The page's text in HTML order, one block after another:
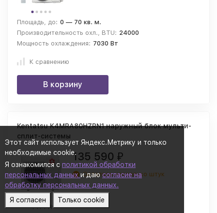
Этот сайт использует Яндекс.Метрику и только
необходимые cookie.
Я ознакомился с политикой обработки
персональных данныхи даюсогласие на
обработку персональных данных.
Я согласен
Только cookie
Площадь, до: 0 — 70 кв. м.
Производительность охл., BTU: 24000
Мощность охлаждения: 7030 Вт
К сравнению
В корзину
Kentatsu K4MRA80HZRN1 наружный блок мульти-
сплит-системы
135 590 ₽
Осталось несколько штук
Площадь, до: 0 — 80 кв. м.